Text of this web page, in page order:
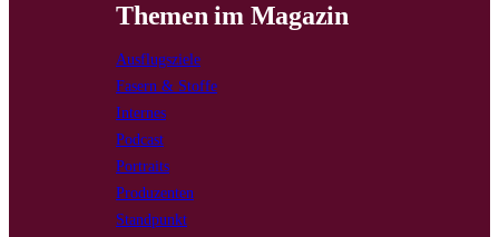
Themen im Magazin
Ausflugsziele
Fasern & Stoffe
Internes
Podcast
Portraits
Produzenten
Standpunkt